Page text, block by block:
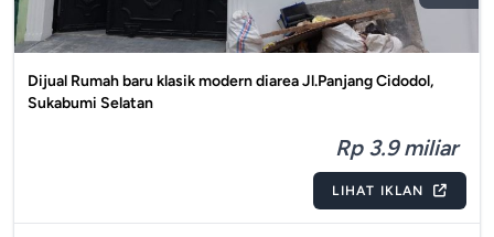
Dijual Rumah baru klasik modern diarea Jl.Panjang Cidodol,
Sukabumi Selatan
Rp 3.9 miliar
LIHAT IKLAN